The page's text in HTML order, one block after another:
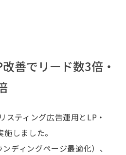
善でリード数3倍・
スティング広告運用とLP・
しました。
ディングページ最適化）、